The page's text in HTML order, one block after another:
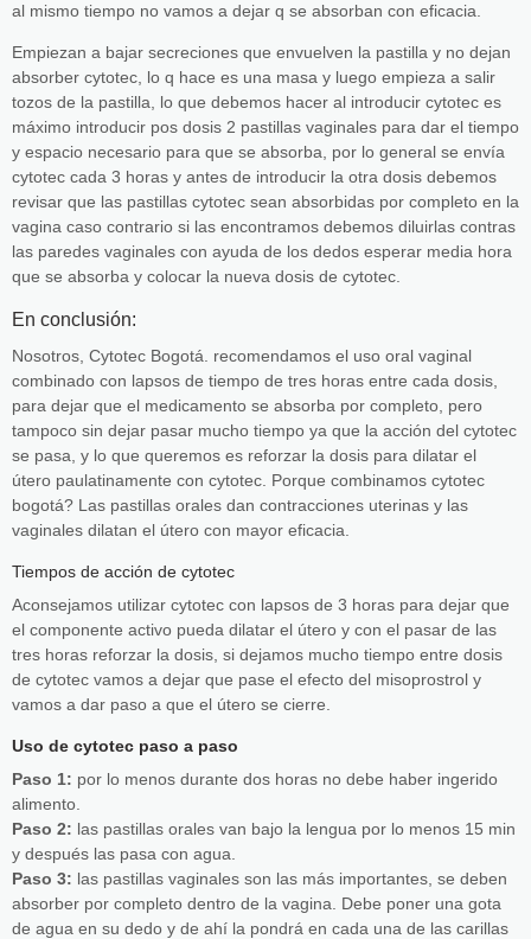
al mismo tiempo no vamos a dejar q se absorban con eficacia.
Empiezan a bajar secreciones que envuelven la pastilla y no dejan
absorber cytotec, lo q hace es una masa y luego empieza a salir
tozos de la pastilla, lo que debemos hacer al introducir cytotec es
máximo introducir pos dosis 2 pastillas vaginales para dar el tiempo
y espacio necesario para que se absorba, por lo general se envía
cytotec cada 3 horas y antes de introducir la otra dosis debemos
revisar que las pastillas cytotec sean absorbidas por completo en la
vagina caso contrario si las encontramos debemos diluirlas contras
las paredes vaginales con ayuda de los dedos esperar media hora
que se absorba y colocar la nueva dosis de cytotec.
En conclusión:
Nosotros, Cytotec Bogotá. recomendamos el uso oral vaginal
combinado con lapsos de tiempo de tres horas entre cada dosis,
para dejar que el medicamento se absorba por completo, pero
tampoco sin dejar pasar mucho tiempo ya que la acción del cytotec
se pasa, y lo que queremos es reforzar la dosis para dilatar el
útero paulatinamente con cytotec. Porque combinamos cytotec
bogotá? Las pastillas orales dan contracciones uterinas y las
vaginales dilatan el útero con mayor eficacia.
Tiempos de acción de cytotec
Aconsejamos utilizar cytotec con lapsos de 3 horas para dejar que
el componente activo pueda dilatar el útero y con el pasar de las
tres horas reforzar la dosis, si dejamos mucho tiempo entre dosis
de cytotec vamos a dejar que pase el efecto del misoprostrol y
vamos a dar paso a que el útero se cierre.
Uso de cytotec paso a paso
Paso 1: por lo menos durante dos horas no debe haber ingerido
alimento.
Paso 2: las pastillas orales van bajo la lengua por lo menos 15 min
y después las pasa con agua.
Paso 3: las pastillas vaginales son las más importantes, se deben
absorber por completo dentro de la vagina. Debe poner una gota
de agua en su dedo y de ahí la pondrá en cada una de las carillas